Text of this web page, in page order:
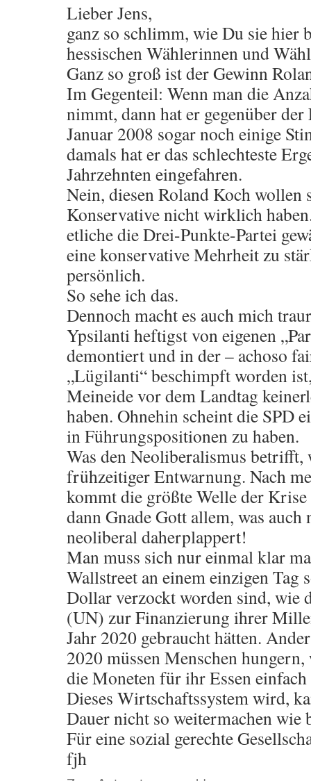
Lieber Jens,
ganz so schlimm, wie Du sie hier
hessischen Wählerinnen und
Ganz so groß ist der Gewinn
Im Gegenteil: Wenn man die
nimmt, dann hat er gegenüber
Januar 2008 sogar noch einige
damals hat er das schlechteste
Jahrzehnten eingefahren.
Nein, diesen Roland Koch wollen
Konservative nicht wirklich
etliche die Drei-Punkte-Partei
eine konservative Mehrheit zu
persönlich.
So sehe ich das.
Dennoch macht es auch mich
Ypsilanti heftigst von eigenen
demontiert und in der – achoso
„Lügilanti“ beschimpft worden
Meineide vor dem Landtag
haben. Ohnehin scheint die SPD
in Führungspositionen zu haben.
Was den Neoliberalismus
frühzeitiger Entwarnung. Nach
kommt die größte Welle der
dann Gnade Gott allem, was auch
neoliberal daherplappert!
Man muss sich nur einmal klar
Wallstreet an einem einzigen
Dollar verzockt worden sind, wie
(UN) zur Finanzierung ihrer
Jahr 2020 gebraucht hätten.
2020 müssen Menschen
die Moneten für ihr Essen
Dieses Wirtschaftssystem wird,
Dauer nicht so weitermachen wie
Für eine sozial gerechte
fjh